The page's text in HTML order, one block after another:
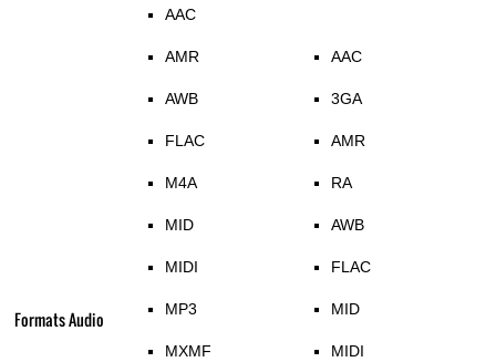
Formats Audio
AAC
AMR
AWB
FLAC
M4A
MID
MIDI
MP3
MXMF
AAC
3GA
AMR
RA
AWB
FLAC
MID
MIDI